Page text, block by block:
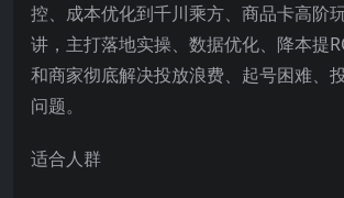
控、成本优化到千川乘方、商品卡高阶
讲，主打落地实操、数据优化、降本提
和商家彻底解决投放浪费、起号困难、
问题。
适合人群